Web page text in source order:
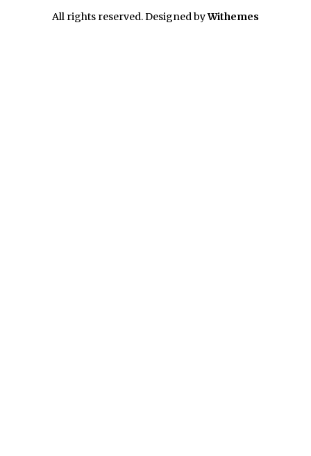
All rights reserved. Designed byWithemes